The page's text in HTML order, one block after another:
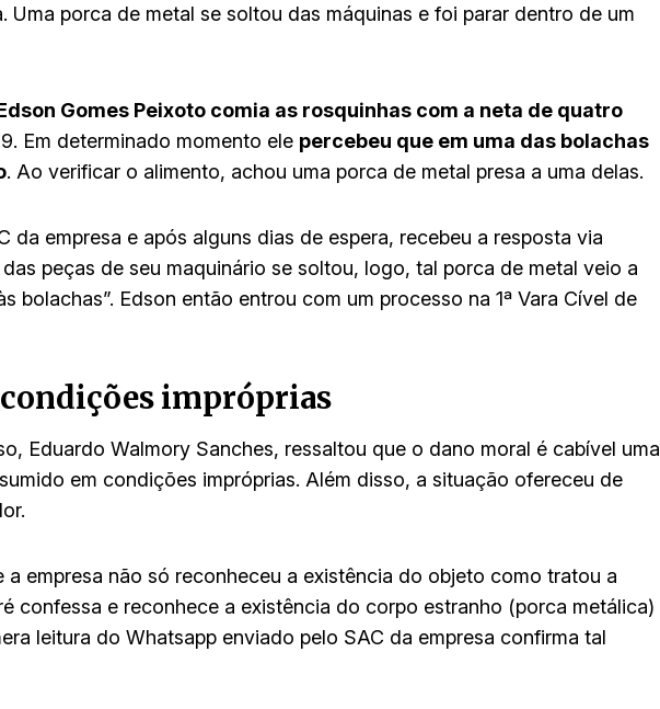
Uma porca de metal se soltou das máquinas e foi parar dentro de um
Gomes Peixoto comia as rosquinhas com a neta de quatro
Em determinado momento ele percebeu que em uma das bolachas
. Ao verificar o alimento, achou uma porca de metal presa a uma delas.
da empresa e após alguns dias de espera, recebeu a resposta via
peças de seu maquinário se soltou, logo, tal porca de metal veio a
bolachas”. Edson então entrou com um processo na 1ª Vara Cível de
impróprias
Eduardo Walmory Sanches, ressaltou que o dano moral é cabível uma
em condições impróprias. Além disso, a situação ofereceu de
a empresa não só reconheceu a existência do objeto como tratou a
confessa e reconhece a existência do corpo estranho (porca metálica)
leitura do Whatsapp enviado pelo SAC da empresa confirma tal